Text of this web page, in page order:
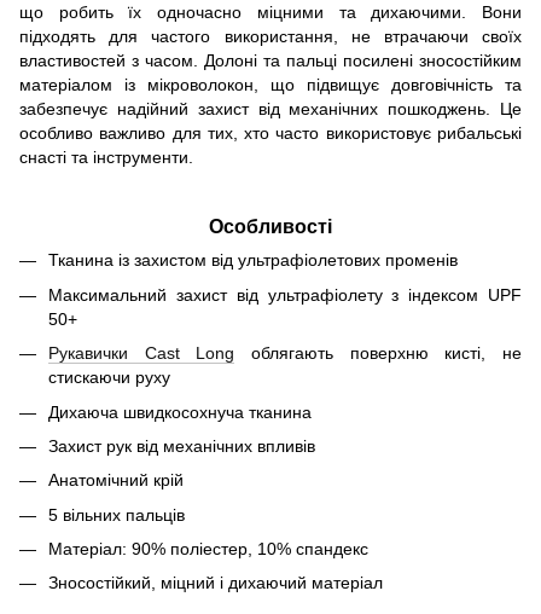
що робить їх одночасно міцними та дихаючими. Вони
підходять для частого використання, не втрачаючи своїх
властивостей з часом. Долоні та пальці посилені зносостійким
матеріалом із мікроволокон, що підвищує довговічність та
забезпечує надійний захист від механічних пошкоджень. Це
особливо важливо для тих, хто часто використовує рибальські
снасті та інструменти.
Особливості
Тканина із захистом від ультрафіолетових променів
Максимальний захист від ультрафіолету з індексом UPF
50+
Рукавички Cast Long облягають поверхню кисті, не
стискаючи руху
Дихаюча швидкосохнуча тканина
Захист рук від механічних впливів
Анатомічний крій
5 вільних пальців
Матеріал: 90% поліестер, 10% спандекс
Зносостійкий, міцний і дихаючий матеріал